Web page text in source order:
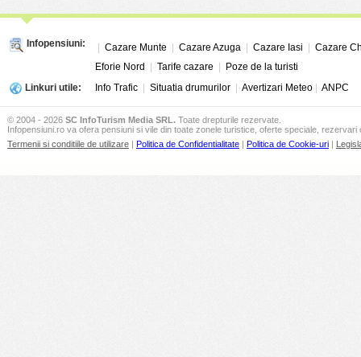
Infopensiuni: Cazare Munte Cazare Azuga Cazare Iasi
Cazare
Eforie Nord
Tarife cazare
Poze de la turisti
Linkuri utile:
Info Trafic Situatia drumurilor Avertizari Meteo ANPC
© 2004 - 2026 SC InfoTurism Media SRL. Toate drepturile rezervate.
Infopensiuni.ro va ofera pensiuni si vile din toate zonele turistice, oferte speciale, rezervari
Termenii si conditiile de utilizare | Politica de Confidentialitate | Politica de Cookie-uri |